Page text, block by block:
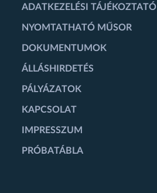
ADATKEZELÉSI TÁJÉKOZTATÓ
NYOMTATHATÓ MŰSOR
DOKUMENTUMOK
ÁLLÁSHIRDETÉS
PÁLYÁZATOK
KAPCSOLAT
IMPRESSZUM
PRÓBATÁBLA